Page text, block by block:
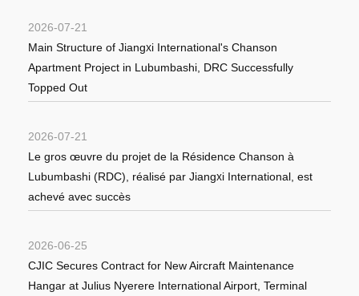
2026-07-21
Main Structure of Jiangxi International's Chanson
Apartment Project in Lubumbashi, DRC Successfully
Topped Out
2026-07-21
Le gros œuvre du projet de la Résidence Chanson à
Lubumbashi (RDC), réalisé par Jiangxi International, est
achevé avec succès
2026-06-25
CJIC Secures Contract for New Aircraft Maintenance
Hangar at Julius Nyerere International Airport, Terminal